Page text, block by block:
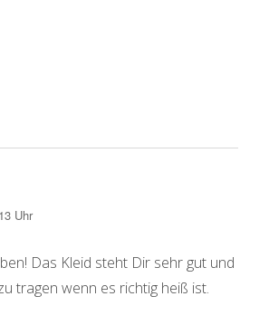
Uhr
Das Kleid steht Dir sehr gut und
tragen wenn es richtig heiß ist.